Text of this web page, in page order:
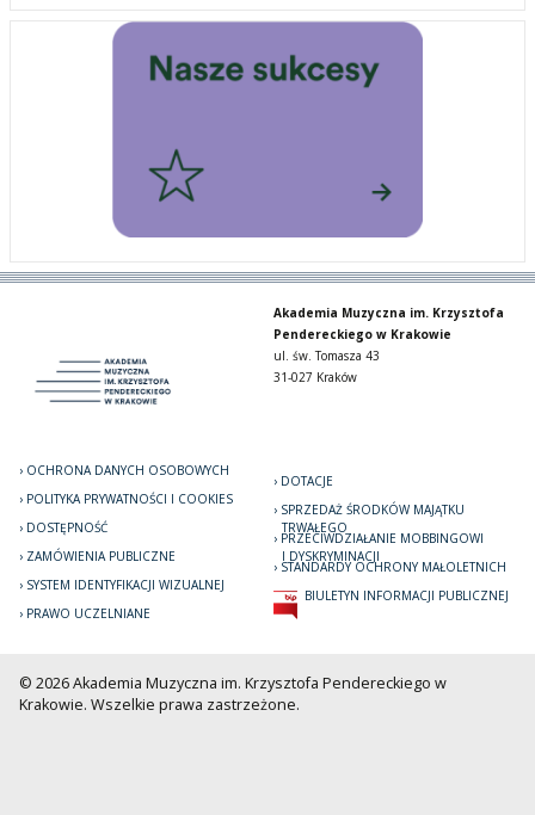
Akademia Muzyczna im. Krzysztofa
Pendereckiego w Krakowie
ul. św. Tomasza 43
31-027 Kraków
OCHRONA DANYCH OSOBOWYCH
POLITYKA PRYWATNOŚCI I COOKIES
DOSTĘPNOŚĆ
ZAMÓWIENIA PUBLICZNE
SYSTEM IDENTYFIKACJI WIZUALNEJ
PRAWO UCZELNIANE
DOTACJE
SPRZEDAŻ ŚRODKÓW MAJĄTKU
TRWAŁEGO
PRZECIWDZIAŁANIE MOBBINGOWI
I DYSKRYMINACJI
STANDARDY OCHRONY MAŁOLETNICH
BIULETYN INFORMACJI PUBLICZNEJ
© 2026 Akademia Muzyczna im. Krzysztofa Pendereckiego w
Krakowie. Wszelkie prawa zastrzeżone.